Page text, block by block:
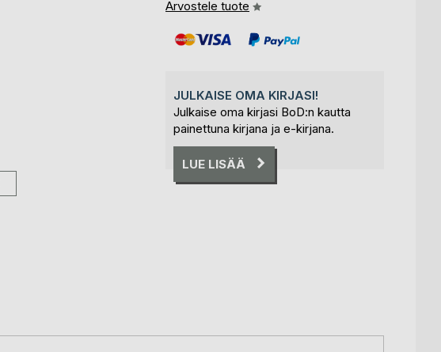
Arvostele tuote
JULKAISE OMA KIRJASI!
Julkaise oma kirjasi BoD:n kautta
painettuna kirjana ja e-kirjana.
LUE LISÄÄ